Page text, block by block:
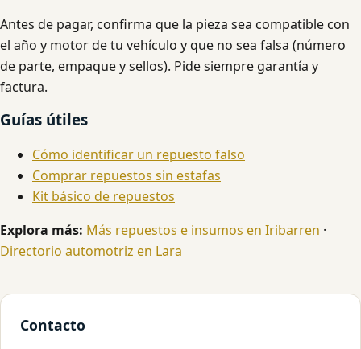
Antes de pagar, confirma que la pieza sea compatible con
el año y motor de tu vehículo y que no sea falsa (número
de parte, empaque y sellos). Pide siempre garantía y
factura.
Guías útiles
Cómo identificar un repuesto falso
Comprar repuestos sin estafas
Kit básico de repuestos
Explora más: Más repuestos e insumos en Iribarren ·
Directorio automotriz en Lara
Contacto